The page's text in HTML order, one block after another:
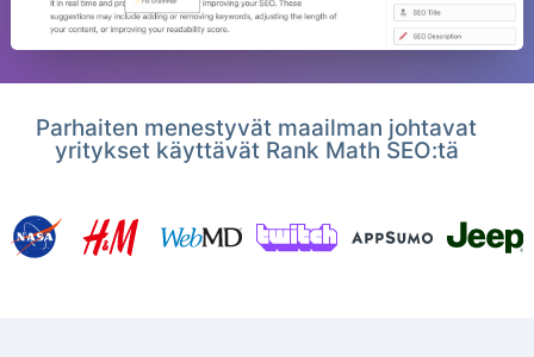
Parhaiten menestyvät maailman johtavat
yritykset käyttävät Rank Math SEO:tä